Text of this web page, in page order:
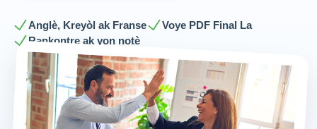
Anglè, Kreyòl ak Franse
Voye PDF Final La
Rankontre ak yon notè